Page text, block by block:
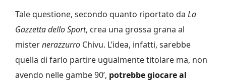
Tale questione, secondo quanto riportato da La
Gazzetta dello Sport, crea una grossa grana al
misternerazzurro Chivu. L’idea, infatti, sarebbe
quella di farlo partire ugualmente titolare ma, non
avendo nelle gambe 90’, potrebbe giocare al